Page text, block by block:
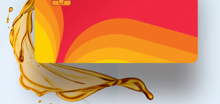
Статьи
Цена бензина и ДТ
Личный кабинет
Карта АЗС
Получить консультацию